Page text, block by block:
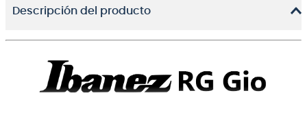
Descripción del producto